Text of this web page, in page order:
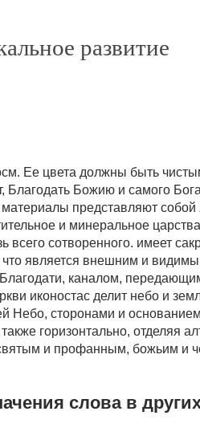
развитие
Ее цвета должны быть
Благодать Божию и самого
представляют
и минеральное
всего сотворенного. имеет
является внешним и
каналом,
иконостас делит небо и
Небо, сторонами и
горизонтально, отделяя
и профанным, божьим и
слова в